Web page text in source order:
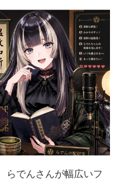
らでんさんが幅広いフ